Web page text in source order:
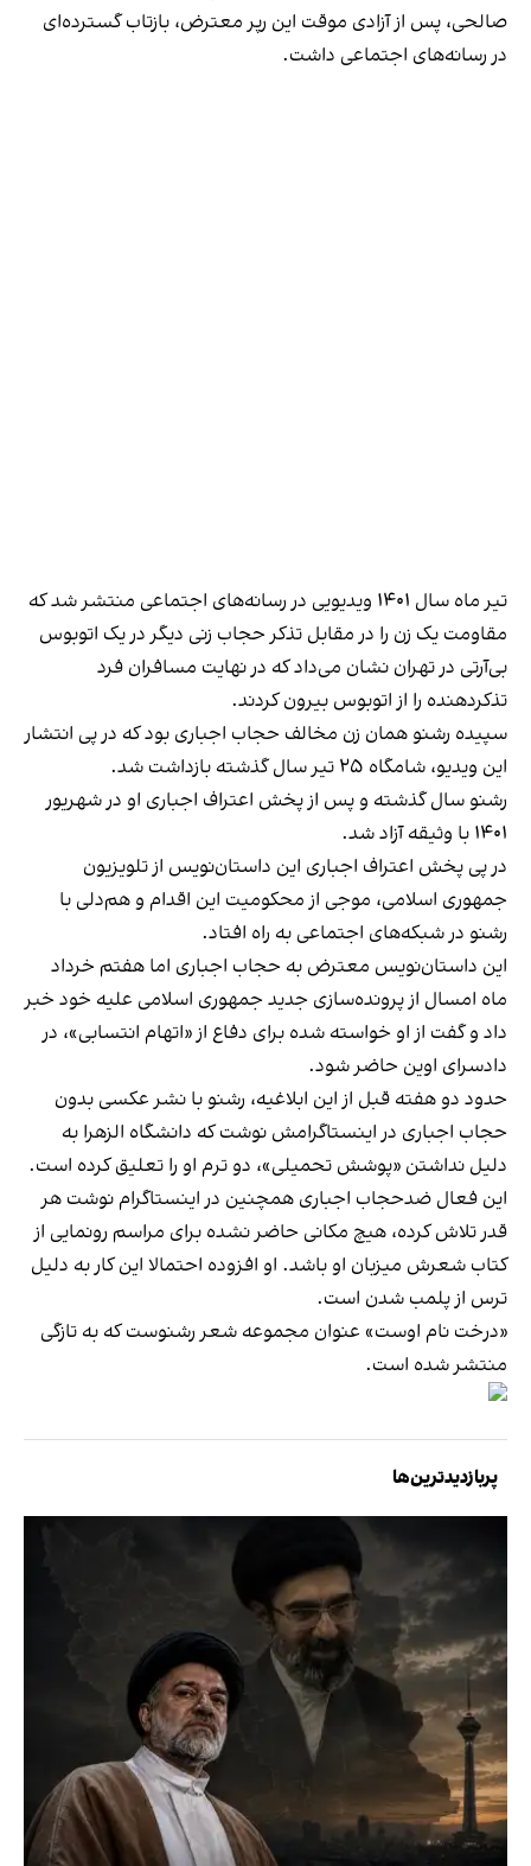
صالحی، پس از آزادی موقت این رپر معترض، بازتاب گسترده‌ای
در رسانه‌های اجتماعی داشت.
تیر ماه سال ۱۴۰۱ ویدیویی در رسانه‌های اجتماعی منتشر شد که
مقاومت یک زن را در مقابل تذکر حجاب زنی دیگر در یک اتوبوس
بی‌آر‌تی در تهران نشان می‌داد که در نهایت مسافران فرد
تذکر‌دهنده را از اتوبوس بیرون کردند.
سپیده رشنو همان زن مخالف حجاب اجباری بود که در پی انتشار
این ویدیو، شامگاه ۲۵ تیر سال گذشته بازداشت شد.
رشنو سال گذشته و پس از پخش اعتراف اجباری او در شهریور
۱۴۰۱ با وثیقه آزاد شد.
در پی پخش اعتراف اجباری این داستان‌نویس از تلویزیون
جمهوری اسلامی، موجی از محکومیت این اقدام و هم‌دلی با
رشنو در شبکه‌های اجتماعی به راه افتاد.
این داستان‌نویس معترض به حجاب اجباری اما هفتم خرداد
ماه امسال از پرونده‌سازی جدید جمهوری اسلامی علیه خود خبر
داد و گفت از او خواسته شده برای دفاع از «اتهام انتسابی»، در
دادسرای اوین حاضر شود.
حدود دو هفته قبل از این ابلاغیه، رشنو با نشر عکسی بدون
حجاب اجباری در اینستاگرامش نوشت که دانشگاه الزهرا به
دلیل نداشتن «پوشش تحمیلی»، دو ترم او را تعلیق کرده است.
این فعال ضدحجاب اجباری همچنین در اینستاگرام نوشت هر
قدر تلاش کرده، هیچ مکانی حاضر نشده برای مراسم رونمایی از
کتاب شعرش میزبان او باشد. او افزوده احتمالا این کار به دلیل
ترس از پلمب شدن است.
«درخت نام اوست» عنوان مجموعه شعر رشنوست که به تازگی
منتشر شده است.
پربازدیدترین‌ها